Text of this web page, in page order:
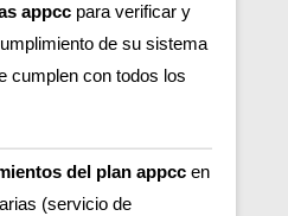
appcc para verificar y
de su sistema
cumplen con todos los
del plan appcc en
(servicio de